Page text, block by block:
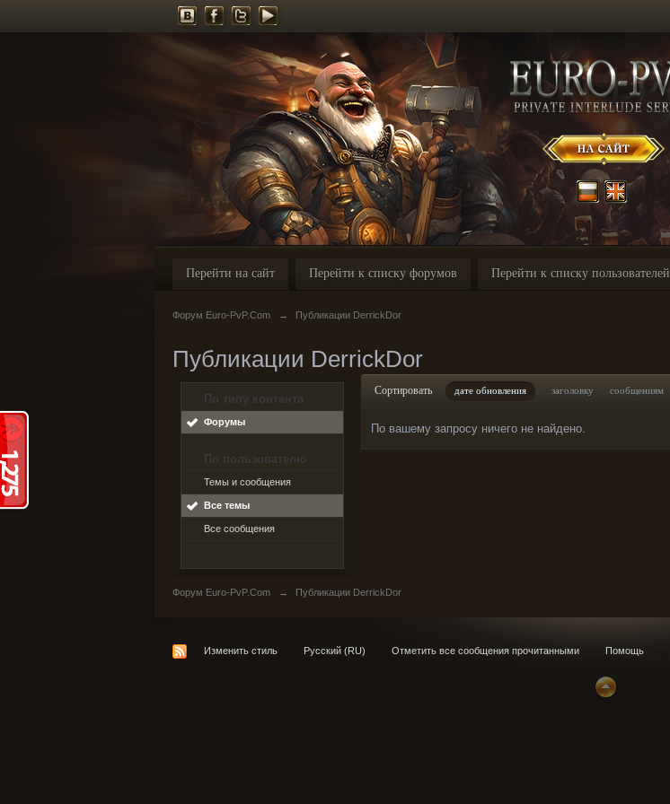
Перейти на сайт Перейти к списку форумов Перейти к списку пользователей
Форум Euro-PvP.Com → Публикации DerrickDor
Публикации DerrickDor
По типу контента
Форумы
По пользователю
Темы и сообщения
Все темы
Все сообщения
Сортировать дате обновления заголовку сообщениям
По вашему запросу ничего не найдено.
Форум Euro-PvP.Com → Публикации DerrickDor
Изменить стиль Русский (RU) Отметить все сообщения прочитанными Помощь